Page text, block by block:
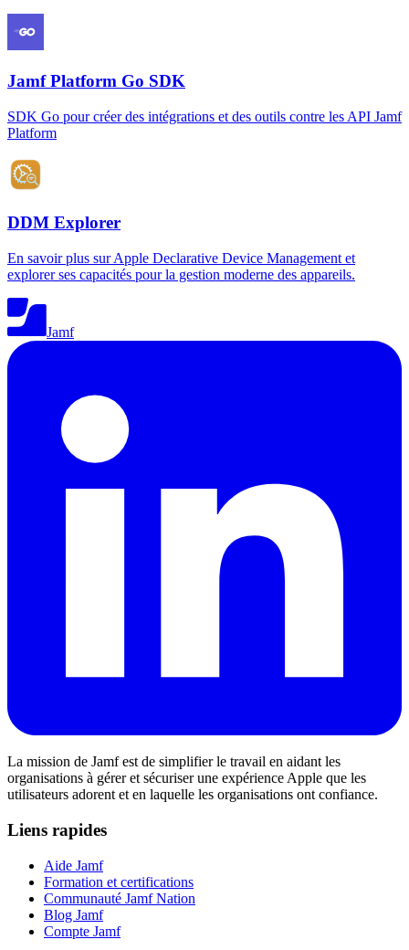
Jamf Platform Go SDK
SDK Go pour créer des intégrations et des outils contre les API Jamf
Platform
DDM Explorer
En savoir plus sur Apple Declarative Device Management et
explorer ses capacités pour la gestion moderne des appareils.
Jamf
La mission de Jamf est de simplifier le travail en aidant les
organisations à gérer et sécuriser une expérience Apple que les
utilisateurs adorent et en laquelle les organisations ont confiance.
Liens rapides
Aide Jamf
Formation et certifications
Communauté Jamf Nation
Blog Jamf
Compte Jamf